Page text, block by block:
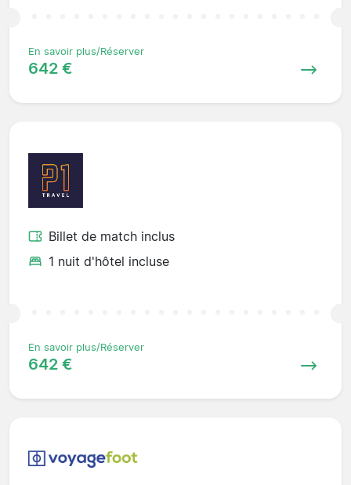
En savoir plus/Réserver
642 €
Billet de match inclus
1 nuit d'hôtel incluse
En savoir plus/Réserver
642 €